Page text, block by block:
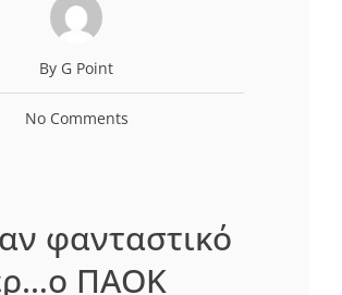
By G Point
No Comments
φανταστικό
ΠΑΟΚ